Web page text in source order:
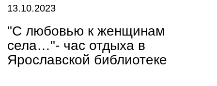
13.10.2023
"С любовью к женщинам
села…"- час отдыха в
Ярославской библиотеке